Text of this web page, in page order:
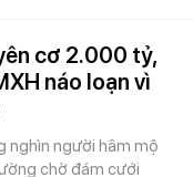
cơ 2.000 tỷ,
náo loạn vì
nghìn người hâm mộ
chờ đám cưới